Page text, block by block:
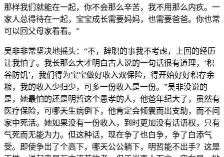
那样我们就能在一起，你不会那么辛苦，我不用那么内疚。一
家人总得待在一起，宝宝成长需要妈妈，也需要爸爸。你也常
可以回父母家看看。”
吴非非常坚决地摇头：“不，辞职的事我不考虑，上回的经历
让我怕了。我长那么大才明白古人说的一句话很有道理，‘积
谷防饥’，我们得为宝宝做好收入双保险，得开始好好积存余
粮，我的收入少归少，可多一份收入是一份。”吴非没说的
是，她最怕的还是明哲这个愚孝的人，他爸年纪大了，虽然有
医疗保险，可哪天生病倒下，他肯定会倾囊而出支助，而不问
家中死活。她如果没有一份收入，到时更加没有话语权，只有
气死而无能为力。但这种话，现在争了也白争，争了白添气
受。即使争岀了个高下，哪天公公躺下，明哲能不出手？这是